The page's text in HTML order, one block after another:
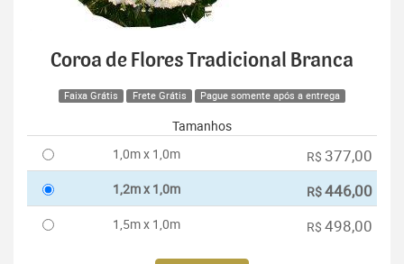
Coroa de Flores Tradicional Branca
Faixa Grátis Frete Grátis Pague somente após a entrega
Tamanhos
1,0m x 1,0m
R$ 377,00
1,2m x 1,0m R$446,00
1,5m x 1,0m R$ 498,00